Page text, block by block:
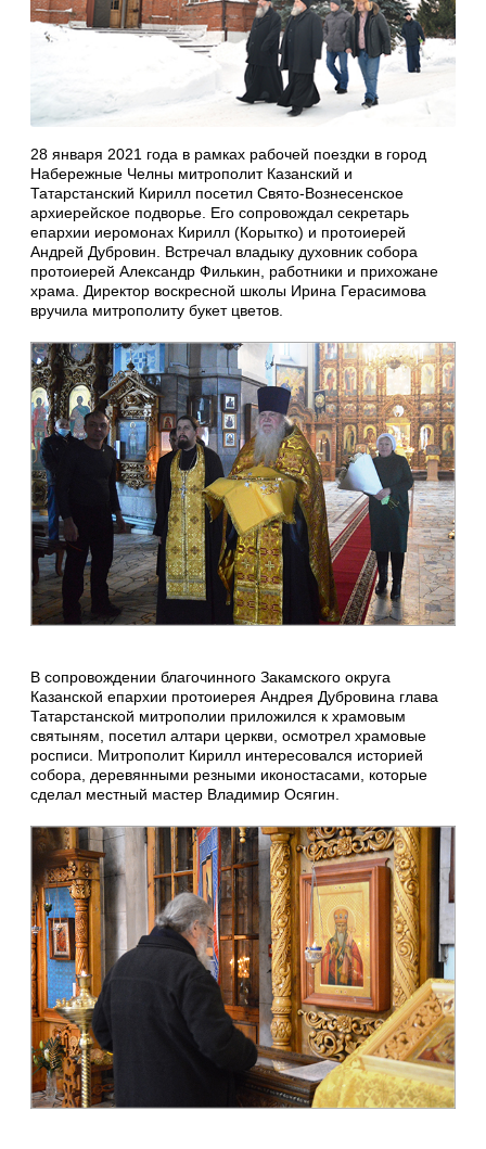
28 января 2021 года в рамках рабочей поездки в город
Набережные Челны митрополит Казанский и
Татарстанский Кирилл посетил Свято-Вознесенское
архиерейское подворье. Его сопровождал секретарь
епархии иеромонах Кирилл (Корытко) и протоиерей
Андрей Дубровин. Встречал владыку духовник собора
протоиерей Александр Филькин, работники и прихожане
храма. Директор воскресной школы Ирина Герасимова
вручила митрополиту букет цветов.
В сопровождении благочинного Закамского округа
Казанской епархии протоиерея Андрея Дубровина глава
Татарстанской митрополии приложился к храмовым
святыням, посетил алтари церкви, осмотрел храмовые
росписи. Митрополит Кирилл интересовался историей
собора, деревянными резными иконостасами, которые
сделал местный мастер Владимир Осягин.